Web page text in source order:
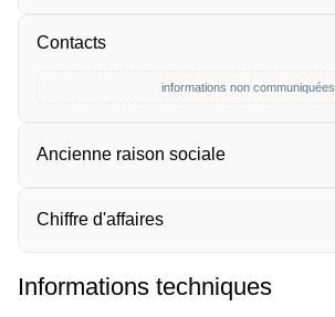
Contacts
informations non communiquées
Ancienne raison sociale
Chiffre d'affaires
Informations techniques